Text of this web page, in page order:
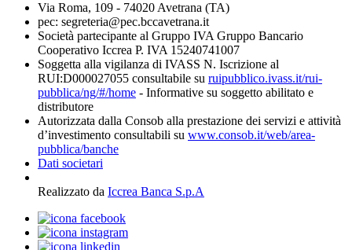
Via Roma, 109 - 74020 Avetrana (TA)
pec: segreteria@pec.bccavetrana.it
Società partecipante al Gruppo IVA Gruppo Bancario
Cooperativo Iccrea P. IVA 15240741007
Soggetta alla vigilanza di IVASS N. Iscrizione al
RUI:D000027055 consultabile su ruipubblico.ivass.it/rui-
pubblica/ng/#/home - Informative su soggetto abilitato e
distributore
Autorizzata dalla Consob alla prestazione dei servizi e attività
d’investimento consultabili su www.consob.it/web/area-
pubblica/banche
Dati societari
Realizzato da Iccrea Banca S.p.A